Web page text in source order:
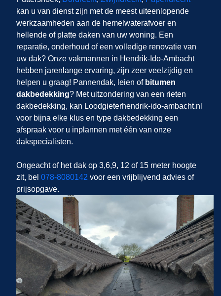
kan u van dienst zijn met de meest uiteenlopende
werkzaamheden aan de hemelwaterafvoer en
hellende of platte daken van uw woning. Een
reparatie, onderhoud of een volledige renovatie van
uw dak? Onze vakmannen in Hendrik-Ido-Ambacht
hebben jarenlange ervaring, zijn zeer veelzijdig en
helpen u graag! Pannendak, leien ofbitumen
dakbedekking? Met uitzondering van een rieten
dakbedekking, kan Loodgieterhendrik-ido-ambacht.nl
voor bijna elke klus en type dakbedekking een
afspraak voor u inplannen met één van onze
dakspecialisten.
Ongeacht of het dak op 3,6,9, 12 of 15 meter hoogte
zit, bel 078-8080142 voor een vrijblijvend advies of
prijsopgave.